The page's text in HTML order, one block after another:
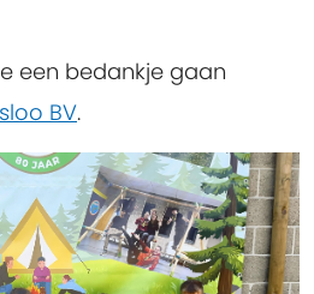
een bedankje gaan
BV.